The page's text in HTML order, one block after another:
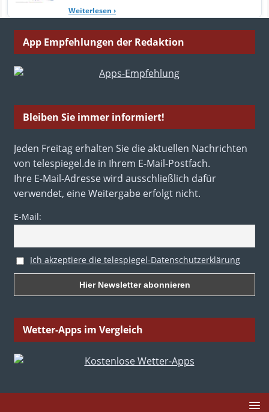
Weiterlesen ›
App Empfehlungen der Redaktion
Bleiben Sie immer informiert!
Jeden Freitag erhalten Sie die aktuellen Nachrichten
von telespiegel.de in Ihrem E-Mail-Postfach.
Ihre E-Mail-Adresse wird ausschließlich dafür
verwendet, eine Weitergabe erfolgt nicht.
E-Mail:
Ich akzeptiere die telespiegel-Datenschutzerklärung
Wetter-Apps im Vergleich